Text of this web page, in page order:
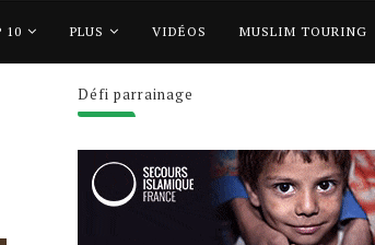
10 PLUS VIDÉOS MUSLIM TOURING
Défi parrainage